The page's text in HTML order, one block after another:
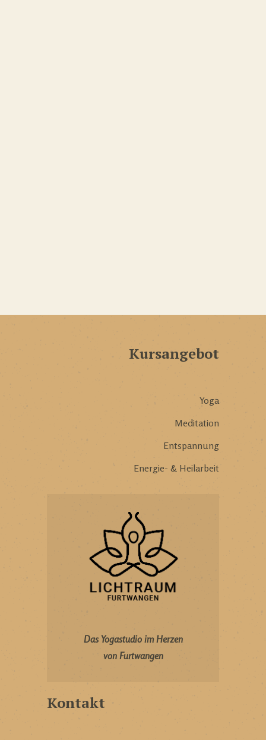
Kursangebot
Yoga
Meditation
Entspannung
Energie- & Heilarbeit
Das Yogastudio im Herzen
von Furtwangen
Kontakt